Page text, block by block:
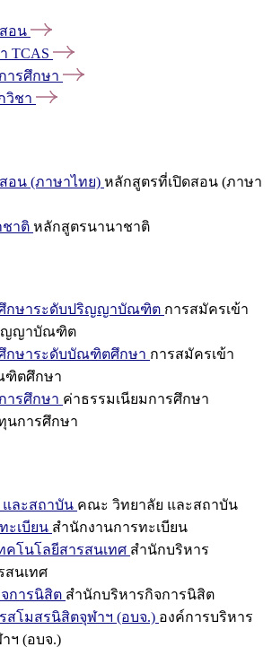
อน
TCAS
ารศึกษา
วิชา
อน (ภาษาไทย) หลักสูตรที่เปิดสอน (ภาษา
าติ หลักสูตรนานาชาติ
ศึกษาระดับปริญญาบัณฑิต การสมัครเข้า
ญญาบัณฑิต
กษาระดับบัณฑิตศึกษา การสมัครเข้า
ฑิตศึกษา
ารศึกษา ค่าธรรมเนียมการศึกษา
นการศึกษา
ละสถาบัน คณะ วิทยาลัย และสถาบัน
ะเบียน สำนักงานการทะเบียน
คโนโลยีสารสนเทศ สำนักบริหาร
สนเทศ
การนิสิต สำนักบริหารกิจการนิสิต
สโมสรนิสิตจุฬาฯ (อบจ.) องค์การบริหาร
ฯ (อบจ.)